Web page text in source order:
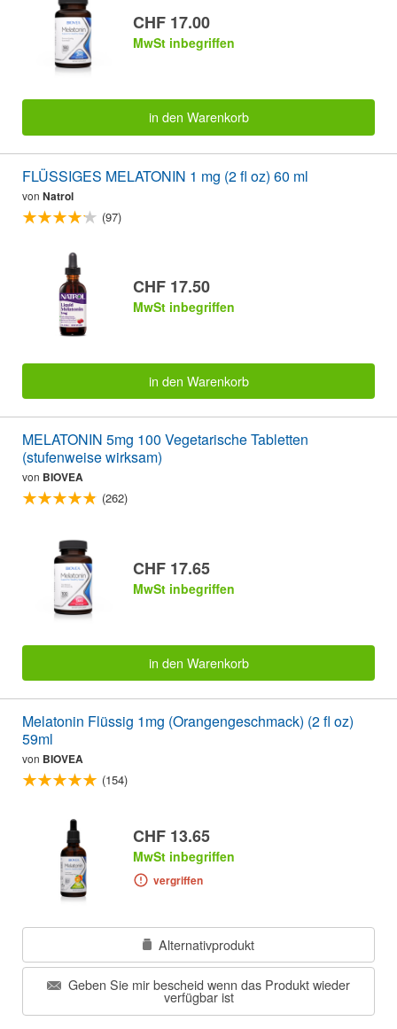
CHF 17.00
MwSt inbegriffen
in den Warenkorb
FLÜSSIGES MELATONIN 1 mg (2 fl oz) 60 ml
von Natrol
(97)
CHF 17.50
MwSt inbegriffen
in den Warenkorb
MELATONIN 5mg 100 Vegetarische Tabletten
(stufenweise wirksam)
von BIOVEA
(262)
CHF 17.65
MwSt inbegriffen
in den Warenkorb
Melatonin Flüssig 1mg (Orangengeschmack) (2 fl oz)
59ml
von BIOVEA
(154)
CHF 13.65
MwSt inbegriffen
vergriffen
Alternativprodukt
Geben Sie mir bescheid wenn das Produkt wieder
verfügbar ist